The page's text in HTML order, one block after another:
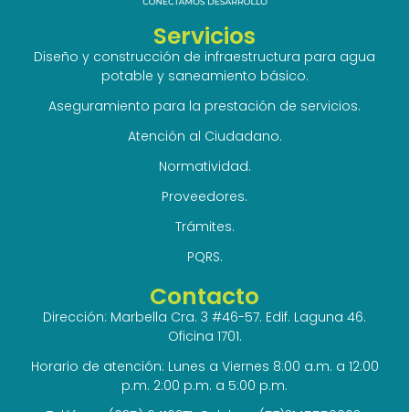
Servicios
Diseño y construcción de infraestructura para agua
potable y saneamiento básico.
Aseguramiento para la prestación de servicios.
Atención al Ciudadano.
Normatividad.
Proveedores.
Trámites.
PQRS.
Contacto
Dirección: Marbella Cra. 3 #46-57. Edif. Laguna 46.
Oficina 1701.
Horario de atención: Lunes a Viernes 8:00 a.m. a 12:00
p.m. 2:00 p.m. a 5:00 p.m.